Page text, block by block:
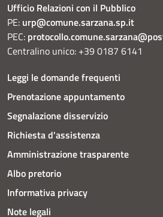
Ufficio Relazioni con il Pubblico
PE: urp@comune.sarzana.sp.it
PEC:
Centralino unico: +39 0187 6141
Leggi le domande frequenti
Prenotazione appuntamento
Segnalazione disservizio
Richiesta d'assistenza
Amministrazione trasparente
Albo pretorio
Informativa privacy
Note legali